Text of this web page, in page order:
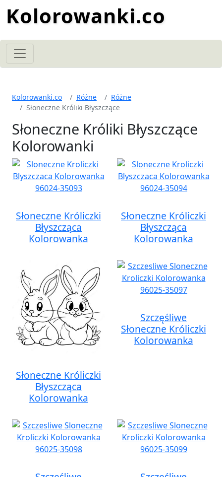
Kolorowanki.co
Kolorowanki.co Różne
Różne
Słoneczne Króliki Błyszczące
Słoneczne Króliki Błyszczące
Kolorowanki
Słoneczne Króliczki
Błyszcząca
Kolorowanka
Słoneczne Króliczki
Błyszcząca
Kolorowanka
Słoneczne Króliczki
Błyszcząca
Kolorowanka
Szczęśliwe
Słoneczne Króliczki
Kolorowanka